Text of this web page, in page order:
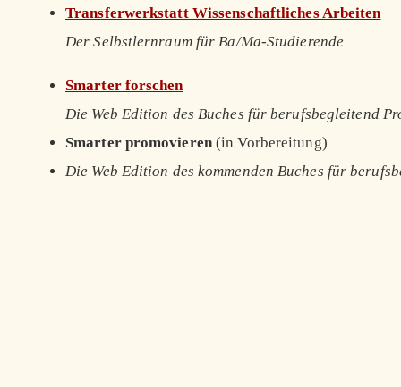
Transferwerkstatt Wissenschaftliches Arbeiten
Der Selbstlernraum für Ba/Ma-Studierende
Smarter forschen
Die Web Edition des Buches für berufsbegleitend
Smarter promovieren(in Vorbereitung)
Die Web Edition des kommenden Buches für